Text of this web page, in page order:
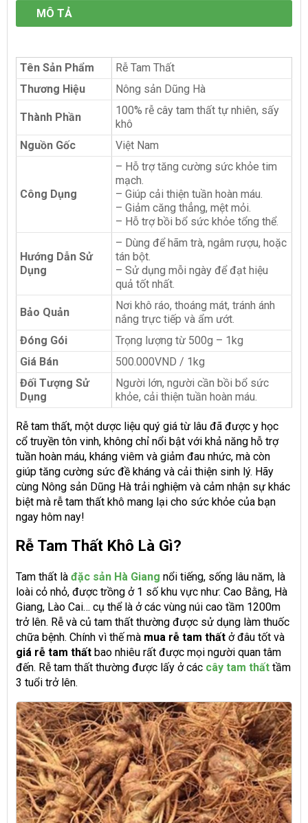
MÔ TẢ
Tên Sản Phẩm
Rễ Tam Thất
Thương Hiệu
Nông sản Dũng Hà
Thành Phần
100% rễ cây tam thất tự nhiên, sấy
khô
Nguồn Gốc
Việt Nam
Công Dụng
– Hỗ trợ tăng cường sức khỏe tim
mạch.
– Giúp cải thiện tuần hoàn máu.
– Giảm căng thẳng, mệt mỏi.
– Hỗ trợ bồi bổ sức khỏe tổng thể.
Hướng Dẫn Sử
Dụng
– Dùng để hãm trà, ngâm rượu, hoặc
tán bột.
– Sử dụng mỗi ngày để đạt hiệu
quả tốt nhất.
Bảo Quản
Nơi khô ráo, thoáng mát, tránh ánh
nắng trực tiếp và ẩm ướt.
Đóng Gói
Trọng lượng từ 500g – 1kg
Giá Bán
500.000VND / 1kg
Đối Tượng Sử
Dụng
Người lớn, người cần bồi bổ sức
khỏe, cải thiện tuần hoàn máu.
Rễ tam thất, một dược liệu quý giá từ lâu đã được y học
cổ truyền tôn vinh, không chỉ nổi bật với khả năng hỗ trợ
tuần hoàn máu, kháng viêm và giảm đau nhức, mà còn
giúp tăng cường sức đề kháng và cải thiện sinh lý. Hãy
cùng Nông sản Dũng Hà trải nghiệm và cảm nhận sự khác
biệt mà rễ tam thất khô mang lại cho sức khỏe của bạn
ngay hôm nay!
Rễ Tam Thất Khô Là Gì?
Tam thất là đặc sản Hà Giang nổi tiếng, sống lâu năm, là
loài cỏ nhỏ, được trồng ở 1 số khu vực như: Cao Bằng, Hà
Giang, Lào Cai… cụ thể là ở các vùng núi cao tầm 1200m
trở lên. Rễ và củ tam thất thường được sử dụng làm thuốc
chữa bệnh. Chính vì thế mà mua rễ tam thất ở đâu tốt và
giá rễ tam thất bao nhiêu rất được mọi người quan tâm
đến. Rễ tam thất thường được lấy ở các cây tam thất tầm
3 tuổi trở lên.